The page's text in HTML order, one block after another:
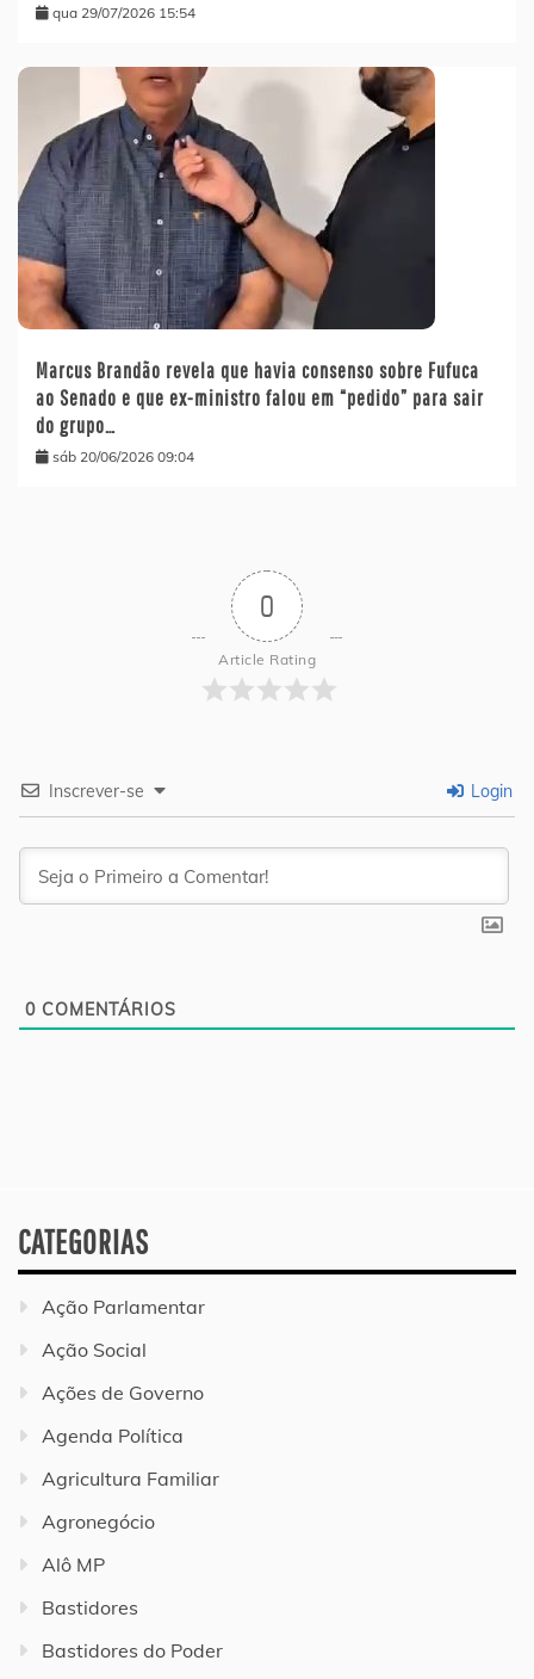
qua 29/07/2026 15:54
Marcus Brandão revela que havia consenso sobre Fufuca
ao Senado e que ex-ministro falou em “pedido” para sair
do grupo…
sáb 20/06/2026 09:04
0
Article Rating
Inscrever-se Login
0 COMENTÁRIOS
CATEGORIAS
Ação Parlamentar
Ação Social
Ações de Governo
Agenda Política
Agricultura Familiar
Agronegócio
Alô MP
Bastidores
Bastidores do Poder